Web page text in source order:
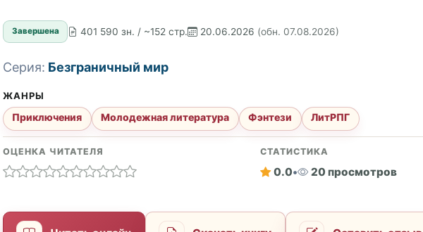
Завершена 401 590 зн. / ~152 стр. 20.06.2026 (обн. 07.08.2026)
Серия: Безграничный мир
ЖАНРЫ
Приключения Молодежная литература Фэнтези ЛитРПГ
ОЦЕНКА ЧИТАТЕЛЯ СТАТИСТИКА
0.0• 20 просмотров